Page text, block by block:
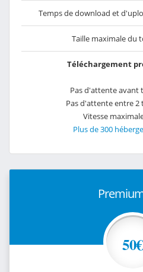
Temps de download et
Taille maximale du
Téléchargement
Pas d'attente avant
Pas d'attente entre 2
Vitesse
Plus de 300
50€